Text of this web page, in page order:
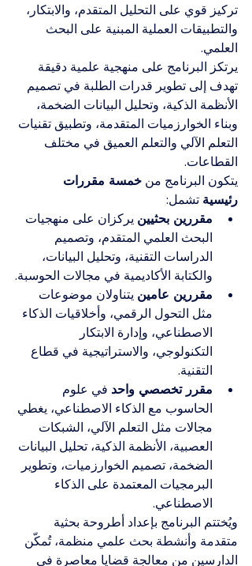
تركيز قوي على التحليل المتقدم، والابتكار،
والتطبيقات العملية المبنية على البحث
العلمي.
يرتكز البرنامج على منهجية علمية دقيقة
تهدف إلى تطوير قدرات الطلبة في تصميم
الأنظمة الذكية، وتحليل البيانات الضخمة،
وبناء الخوارزميات المتقدمة، وتطبيق تقنيات
التعلم الآلي والتعلم العميق في مختلف
القطاعات.
يتكون البرنامج من خمسة مقررات
رئيسية تشمل:
مقررين بحثيين يركزان على منهجيات
البحث العلمي المتقدم، وتصميم
الدراسات التقنية، وتحليل البيانات،
والكتابة الأكاديمية في مجالات الحوسبة.
مقررين عامين يتناولان موضوعات
مثل التحول الرقمي، وأخلاقيات الذكاء
الاصطناعي، وإدارة الابتكار
التكنولوجي، والاستراتيجية في قطاع
التقنية.
مقرر تخصصي واحد في علوم
الحاسوب مع الذكاء الاصطناعي، يغطي
مجالات مثل التعلم الآلي، الشبكات
العصبية، الأنظمة الذكية، تحليل البيانات
الضخمة، تصميم الخوارزميات، وتطوير
البرمجيات المعتمدة على الذكاء
الاصطناعي.
ويُختتم البرنامج بإعداد أطروحة بحثية
متقدمة وأنشطة بحث علمي منظمة، تُمكّن
الدارسين من معالجة قضايا معاصرة في